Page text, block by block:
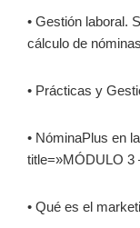
• Gestión laboral.
cálculo de nóminas
• Prácticas y
• NóminaPlus en
title=»MÓDULO 3
• Qué es el